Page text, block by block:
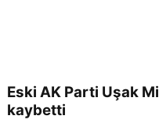
Eski AK Parti Uşak
kaybetti